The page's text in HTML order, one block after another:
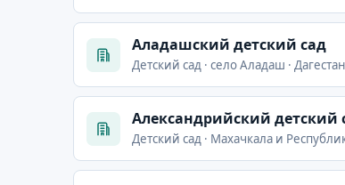
Аладашский детский сад
Детский сад · село Аладаш ·
Александрийский детский
Детский сад · Махачкала и